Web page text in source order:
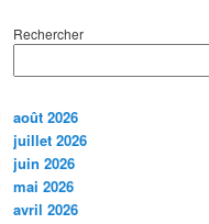
Rechercher
août 2026
juillet 2026
juin 2026
mai 2026
avril 2026